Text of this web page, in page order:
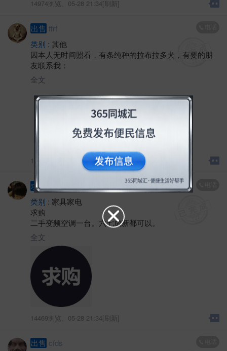
14974浏览、 05-28 21:34[刷新]
出售 ffrf
类别 : 其他
因本人无时间照看，有条纯种的拉布拉多犬，有要的朋
友联系我：
全文
14756浏览、 05-28 21:34[刷新]
求购
类别 : 家具家电
求购
二手变频空调一台。六七成新都可以。
全文
14469浏览、 05-28 21:34[刷新]
出售 cfds